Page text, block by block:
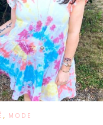
, MODE